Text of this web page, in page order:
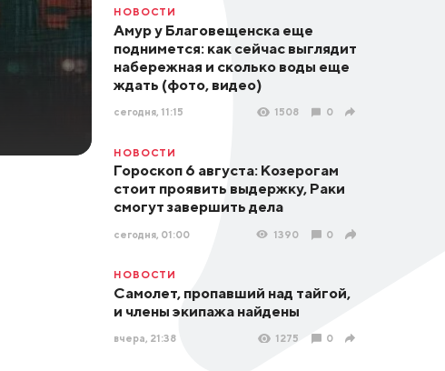
НОВОСТИ
Амур у Благовещенска еще
поднимется: как сейчас выглядит
набережная и сколько воды еще
ждать (фото, видео)
сегодня, 11:15 1508 0
НОВОСТИ
Гороскоп 6 августа: Козерогам
стоит проявить выдержку, Раки
смогут завершить дела
сегодня, 01:00 1390 0
НОВОСТИ
Самолет, пропавший над тайгой,
и члены экипажа найдены
вчера, 21:38 1275 0